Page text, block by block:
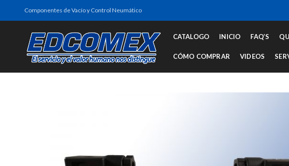
Componentes de Vacío y Control Neumático
CATALOGO INICIO FAQ’S
CÓMO COMPRAR VIDEOS